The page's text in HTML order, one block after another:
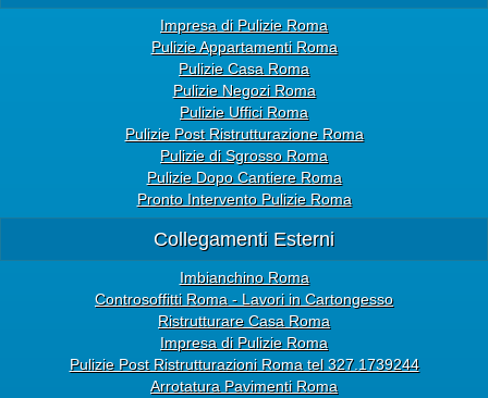
Impresa di Pulizie Roma
Pulizie Appartamenti Roma
Pulizie Casa Roma
Pulizie Negozi Roma
Pulizie Uffici Roma
Pulizie Post Ristrutturazione Roma
Pulizie di Sgrosso Roma
Pulizie Dopo Cantiere Roma
Pronto Intervento Pulizie Roma
Collegamenti Esterni
Imbianchino Roma
Controsoffitti Roma - Lavori in Cartongesso
Ristrutturare Casa Roma
Impresa di Pulizie Roma
Pulizie Post Ristrutturazioni Roma tel 327.1739244
Arrotatura Pavimenti Roma